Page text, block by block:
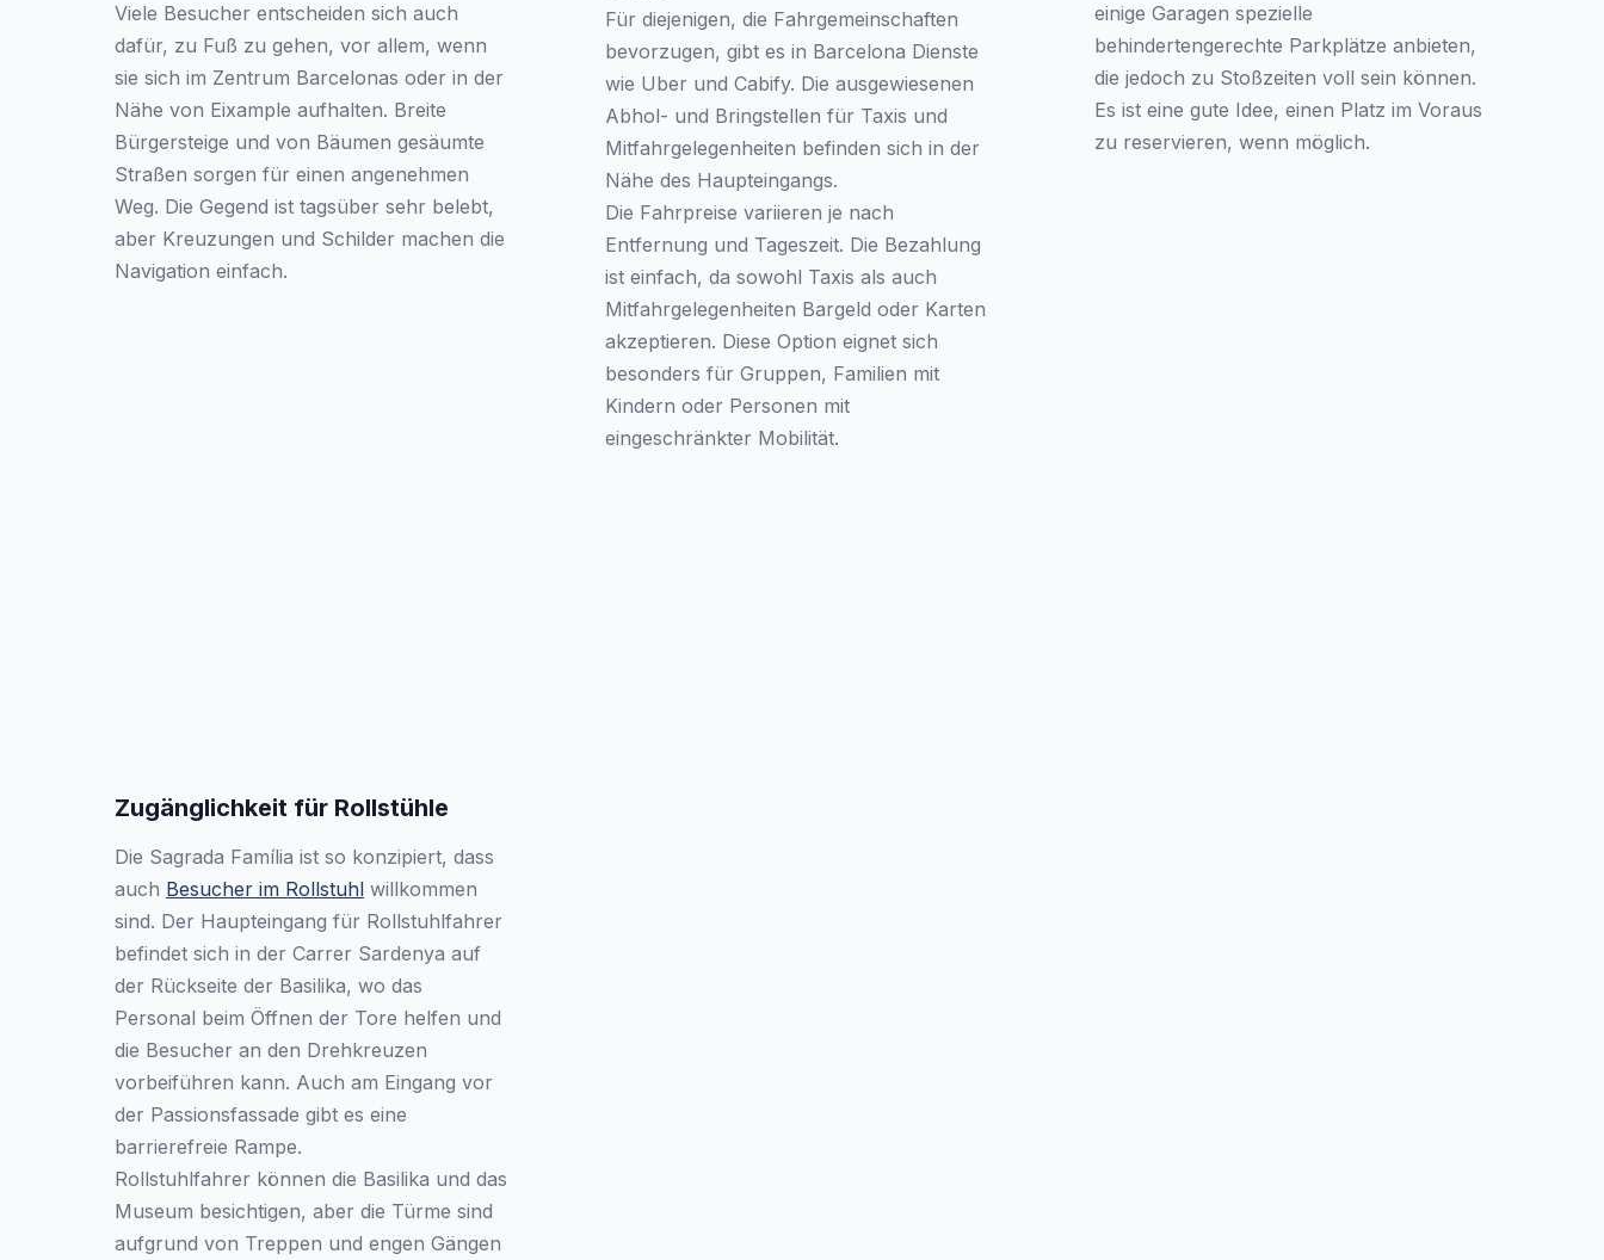
Viele Besucher entscheiden sich auch
dafür, zu Fuß zu gehen, vor allem, wenn
sie sich im Zentrum Barcelonas oder in der
Nähe von Eixample aufhalten. Breite
Bürgersteige und von Bäumen gesäumte
Straßen sorgen für einen angenehmen
Weg. Die Gegend ist tagsüber sehr belebt,
aber Kreuzungen und Schilder machen die
Navigation einfach.
Für diejenigen, die Fahrgemeinschaften
bevorzugen, gibt es in Barcelona Dienste
wie Uber und Cabify. Die ausgewiesenen
Abhol- und Bringstellen für Taxis und
Mitfahrgelegenheiten befinden sich in der
Nähe des Haupteingangs.
Die Fahrpreise variieren je nach
Entfernung und Tageszeit. Die Bezahlung
ist einfach, da sowohl Taxis als auch
Mitfahrgelegenheiten Bargeld oder Karten
akzeptieren. Diese Option eignet sich
besonders für Gruppen, Familien mit
Kindern oder Personen mit
eingeschränkter Mobilität.
einige Garagen spezielle
behindertengerechte Parkplätze anbieten,
die jedoch zu Stoßzeiten voll sein können.
Es ist eine gute Idee, einen Platz im Voraus
zu reservieren, wenn möglich.
Zugänglichkeit für Rollstühle
Die Sagrada Família ist so konzipiert, dass
auch Besucher im Rollstuhl willkommen
sind. Der Haupteingang für Rollstuhlfahrer
befindet sich in der Carrer Sardenya auf
der Rückseite der Basilika, wo das
Personal beim Öffnen der Tore helfen und
die Besucher an den Drehkreuzen
vorbeiführen kann. Auch am Eingang vor
der Passionsfassade gibt es eine
barrierefreie Rampe.
Rollstuhlfahrer können die Basilika und das
Museum besichtigen, aber die Türme sind
aufgrund von Treppen und engen Gängen